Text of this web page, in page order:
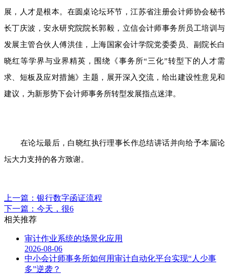
展，人才是根本。在圆桌论坛环节，江苏省注册会计师协会秘书
长丁庆波，安永研究院院长郭毅，立信会计师事务所员工培训与
发展主管合伙人傅洪佳，上海国家会计学院党委委员、副院长白
晓红等学界与业界精英，围绕《事务所“三化”转型下的人才需
求、短板及应对措施》主题，展开深入交流，给出建设性意见和
建议，为新形势下会计师事务所转型发展指点迷津。
在论坛最后，白晓红执行理事长作总结讲话并向给予本届论
坛大力支持的各方致谢。
上一篇：银行数字函证流程
下一篇：今天，很6
相关推荐
审计作业系统的场景化应用
2026-08-06
中小会计师事务所如何用审计自动化平台实现“人少事
多”逆袭？